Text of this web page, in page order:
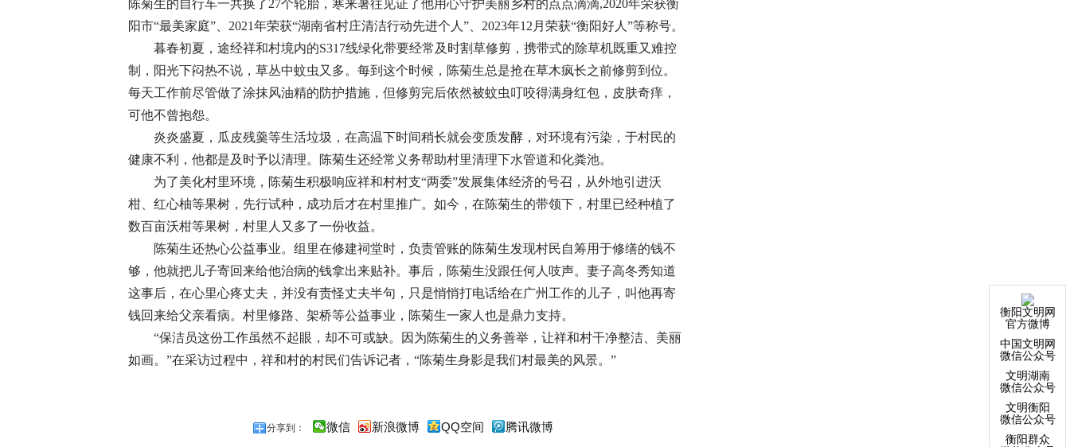
陈菊生的自行车一共换了27个轮胎，寒来暑往见证了他用心守护美丽乡村的点点滴滴,2020年荣获衡
阳市“最美家庭”、2021年荣获“湖南省村庄清洁行动先进个人”、2023年12月荣获“衡阳好人 ”等称号。
暮春初夏，途经祥和村境内的S317线绿化带要经常及时割草修剪，携带式的除草机既重又难控
制，阳光下闷热不说，草丛中蚊虫又多。每到这个时候，陈菊生总是抢在草木疯长之前修剪到位。
每天工作前尽管做了涂抹风油精的防护措施，但修剪完后依然被蚊虫叮咬得满身红包，皮肤奇痒，
可他不曾抱怨。
炎炎盛夏，瓜皮残羹等生活垃圾，在高温下时间稍长就会变质发酵，对环境有污染，于村民的
健康不利，他都是及时予以清理。陈菊生还经常义务帮助村里清理下水管道和化粪池。
为了美化村里环境，陈菊生积极响应祥和村村支“两委”发展集体经济的号召，从外地引进沃
柑、红心柚等果树，先行试种，成功后才在村里推广。如今，在陈菊生的带领下，村里已经种植了
数百亩沃柑等果树，村里人又多了一份收益。
陈菊生还热心公益事业。组里在修建祠堂时，负责管账的陈菊生发现村民自筹用于修缮的钱不
够，他就把儿子寄回来给他治病的钱拿出来贴补。事后，陈菊生没跟任何人吱声。妻子高冬秀知道
这事后，在心里心疼丈夫，并没有责怪丈夫半句，只是悄悄打电话给在广州工作的儿子，叫他再寄
钱回来给父亲看病。村里修路、架桥等公益事业，陈菊生一家人也是鼎力支持。
“保洁员这份工作虽然不起眼，却不可或缺。因为陈菊生的义务善举，让祥和村干净整洁、美丽
如画。”在采访过程中，祥和村的村民们告诉记者，“陈菊生身影是我们村最美的风景。”
分享到： 微信 新浪微博 QQ空间 腾讯微博
衡阳文明网
官方微博
中国文明网
微信公众号
文明湖南
微信公众号
文明衡阳
微信公众号
衡阳群众